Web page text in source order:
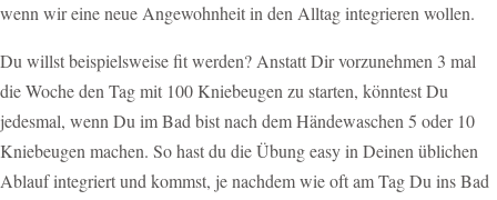
wenn wir eine neue Angewohnheit in den Alltag integrieren wollen.
Du willst beispielsweise fit werden? Anstatt Dir vorzunehmen 3 mal
die Woche den Tag mit 100 Kniebeugen zu starten, könntest Du
jedesmal, wenn Du im Bad bist nach dem Händewaschen 5 oder 10
Kniebeugen machen. So hast du die Übung easy in Deinen üblichen
Ablauf integriert und kommst, je nachdem wie oft am Tag Du ins Bad